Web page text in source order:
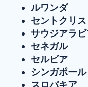
ルワンダ
セントクリ
サウジアラ
セネガル
セルビア
シンガポール
スロバキア